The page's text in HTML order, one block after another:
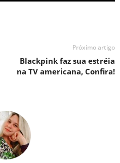
Próximo artigo
Blackpink faz sua estréia
na TV americana, Confira!